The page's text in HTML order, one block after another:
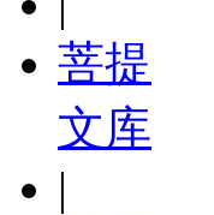
菩提
文库
|